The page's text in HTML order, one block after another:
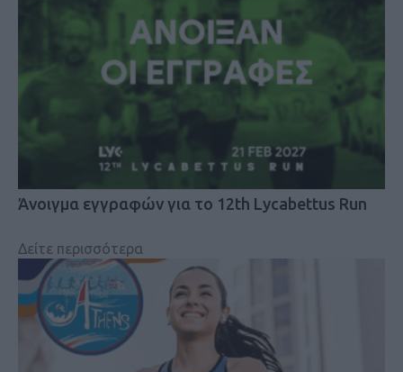
Άνοιγμα εγγραφών για το 12th Lycabettus Run
Δείτε περισσότερα